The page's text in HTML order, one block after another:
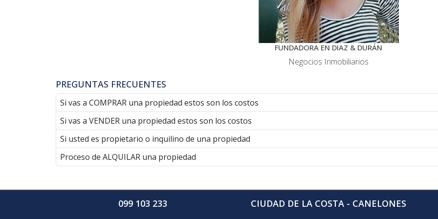
FUNDADORA EN DIAZ & DURÁN
Negocios Inmobiliarios
PREGUNTAS FRECUENTES
Si vas a COMPRAR una propiedad estos son los costos
Si vas a VENDER una propiedad estos son los costos
Si usted es propietario o inquilino de una propiedad
Proceso de ALQUILAR una propiedad
099 103 233 CIUDAD DE LA COSTA - CANELONES